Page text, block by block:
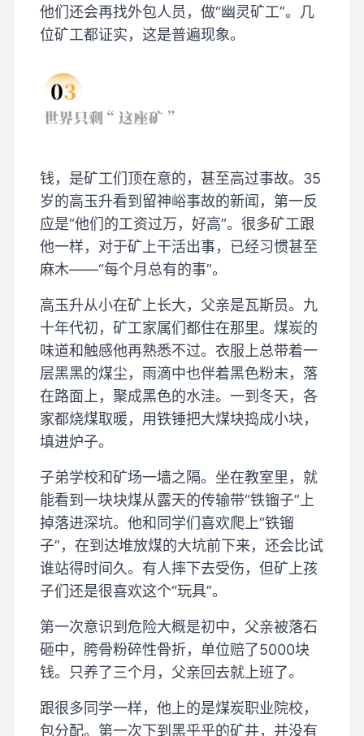
他们还会再找外包人员，做“幽灵矿工”。几
位矿工都证实，这是普遍现象。
钱，是矿工们顶在意的，甚至高过事故。35
岁的高玉升看到留神峪事故的新闻，第一反
应是“他们的工资过万，好高”。很多矿工跟
他一样，对于矿上干活出事，已经习惯甚至
麻木——“每个月总有的事”。
高玉升从小在矿上长大，父亲是瓦斯员。九
十年代初，矿工家属们都住在那里。煤炭的
味道和触感他再熟悉不过。衣服上总带着一
层黑黑的煤尘，雨滴中也伴着黑色粉末，落
在路面上，聚成黑色的水洼。一到冬天，各
家都烧煤取暖，用铁锤把大煤块捣成小块，
填进炉子。
子弟学校和矿场一墙之隔。坐在教室里，就
能看到一块块煤从露天的传输带“铁镏子”上
掉落进深坑。他和同学们喜欢爬上“铁镏
子”，在到达堆放煤的大坑前下来，还会比试
谁站得时间久。有人摔下去受伤，但矿上孩
子们还是很喜欢这个“玩具”。
第一次意识到危险大概是初中，父亲被落石
砸中，胯骨粉碎性骨折，单位赔了5000块
钱。只养了三个月，父亲回去就上班了。
跟很多同学一样，他上的是煤炭职业院校，
包分配。第一次下到黑乎乎的矿井，并没有